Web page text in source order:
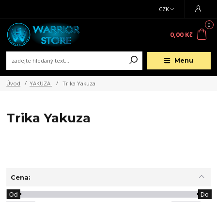
Menu
CZK
0
0,00 Kč
Úvod YAKUZA Trika Yakuza
Trika Yakuza
Cena:
Od Do